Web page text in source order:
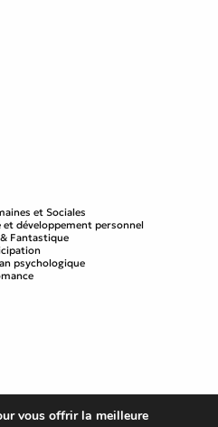
et Sociales
développement personnel
Fantastique
psychologique
vous offrir la meilleure